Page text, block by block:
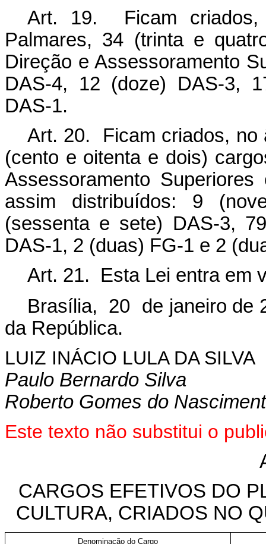
Art. 19. Ficam criados,
Palmares, 34 (trinta e
Direção e Assessoramento
DAS-4, 12 (doze) DAS-3,
DAS-1.
Art. 20. Ficam criados, no
(cento e oitenta e dois)
Assessoramento
assim distribuídos: 9
(sessenta e sete) DAS-3,
DAS-1, 2 (duas) FG-1 e 2
Art. 21. Esta Lei entra em
Brasília, 20 de janeiro de
da República.
LUIZ INÁCIO LULA DA SILVA
Paulo Bernardo Silva
Roberto Gomes do
Este texto não substitui o
CARGOS EFETIVOS DO
CULTURA, CRIADOS NO
Denominação do Cargo